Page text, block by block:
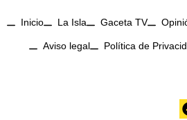
Inicio La Isla Gaceta TV
Aviso legal Política de